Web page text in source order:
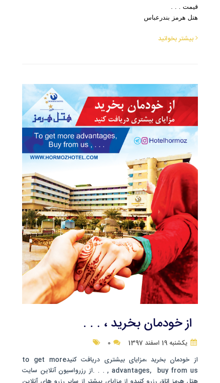
قیمت . . .
هتل هرمز بندرعباس
بیشتر بخوانید
از خودمان بخرید ، . . .
یکشنبه 19 اسفند 1397
از خودمان بخرید ،مزایای بیشتری دریافت کنیدto get more
advantages, buy from us , . . .از رزرواسیون آنلاین سایت